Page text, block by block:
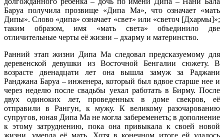
Баруа получила прозвище «Дипа Ма», что означает «мать
Дипы». Слово «дипа» означает «свет» или «светоч [Дхармы]»;
таким образом, имя «мать света» объединило две
отличительные черты её жизни – дхарму и материнство.
Ранний этап жизни Дипа Ма следовал предсказуемому для
деревенской девушки из Восточной Бенгалии сюжету. В
возрасте двенадцати лет она вышла замуж за Раджани
Ранджана Баруа – инженера, который был вдвое старше нее и
через неделю после свадьбы уехал работать в Бирму. После
двух одиноких лет, проведенных в доме свекров, её
отправили в Рангун, к мужу. К великому разочарованию
супругов, юная Дипа Ма не могла забеременеть; в дополнение
к этому затруднению, пока она привыкала к своей новой
жизни, умерла её мать. Хотя в конечном итоге ей удалось